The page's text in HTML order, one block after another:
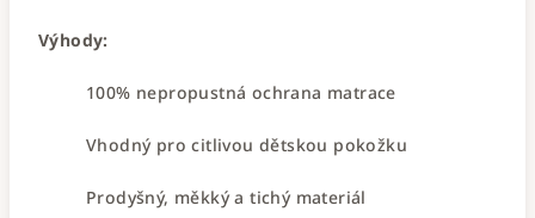
Výhody:
100% nepropustná ochrana matrace
Vhodný pro citlivou dětskou pokožku
Prodyšný, měkký a tichý materiál